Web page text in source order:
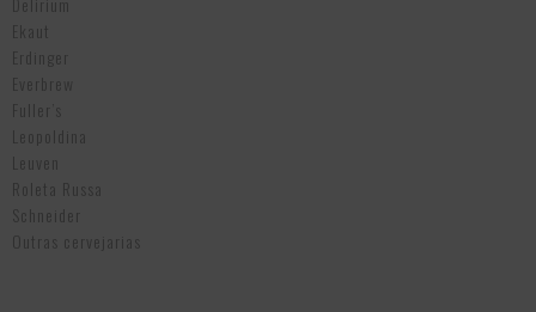
Ekaut
Erdinger
Everbrew
Fuller’s
Leopoldina
Leuven
Roleta Russa
Schneider
Outras cervejarias